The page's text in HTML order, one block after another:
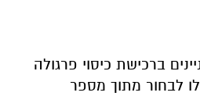
ברכישת כיסוי פרגולה
לבחור מתוך מספר